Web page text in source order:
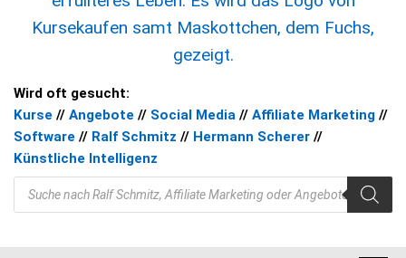
kursekaufen – Kurse für Dein
Ziel
erfüllteres Leben
Wird oft gesucht:
Kurse // Angebote // Social Media // Affiliate Marketing //
Software // Ralf Schmitz // Hermann Scherer //
Künstliche Intelligenz
Products search